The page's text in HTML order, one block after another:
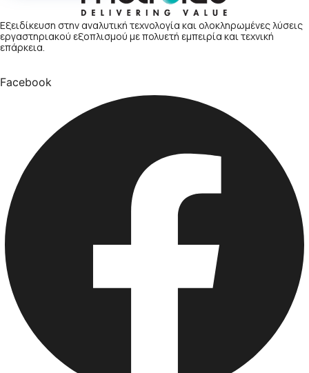
Εξειδίκευση στην αναλυτική τεχνολογία και ολοκληρωμένες λύσεις
εργαστηριακού εξοπλισμού με πολυετή εμπειρία και τεχνική
επάρκεια.
Facebook